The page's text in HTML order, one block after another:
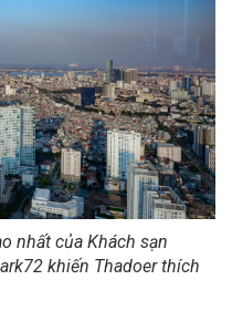
nhất của Khách sạn
khiến Thadoer thích